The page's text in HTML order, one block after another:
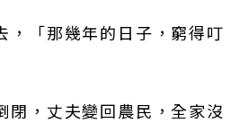
，「那幾年的日子，窮得叮
閉，丈夫變回農民，全家沒